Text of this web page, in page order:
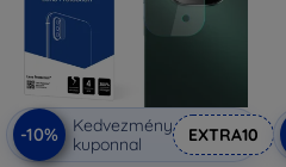
-10%
Kedvezmény
kuponnal
EXTRA10